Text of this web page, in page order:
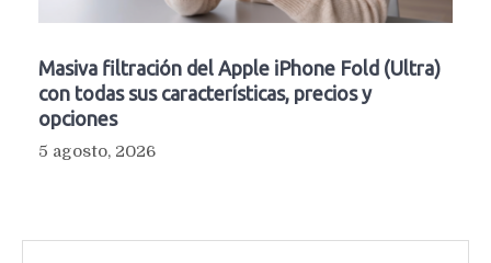
Masiva filtración del Apple iPhone Fold (Ultra)
con todas sus características, precios y
opciones
5 agosto, 2026